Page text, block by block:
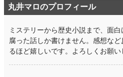
丸井マロのプロフィール
ミステリーから歴史小説まで、面白
腐った話しか書けません。感想な
るほど嬉しいです。よろしくお願い